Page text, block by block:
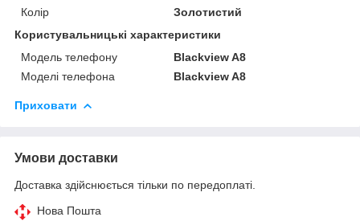
Колір
Золотистий
Користувальницькі характеристики
Модель телефону
Blackview A8
Моделі телефона
Blackview A8
Приховати
Умови доставки
Доставка здійснюється тільки по передоплаті.
Нова Пошта